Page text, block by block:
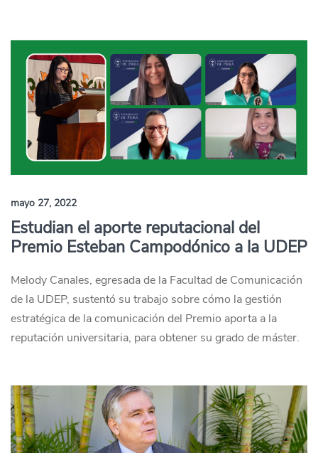
mayo 27, 2022
Estudian el aporte reputacional del
Premio Esteban Campodónico a la UDEP
Melody Canales, egresada de la Facultad de Comunicación
de la UDEP, sustentó su trabajo sobre cómo la gestión
estratégica de la comunicación del Premio aporta a la
reputación universitaria, para obtener su grado de máster.